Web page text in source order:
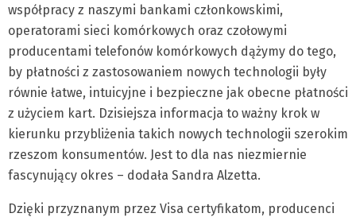
współpracy z naszymi bankami członkowskimi,
operatorami sieci komórkowych oraz czołowymi
producentami telefonów komórkowych dążymy do tego,
by płatności z zastosowaniem nowych technologii były
równie łatwe, intuicyjne i bezpieczne jak obecne płatności
z użyciem kart. Dzisiejsza informacja to ważny krok w
kierunku przybliżenia takich nowych technologii szerokim
rzeszom konsumentów. Jest to dla nas niezmiernie
fascynujący okres – dodała Sandra Alzetta.
Dzięki przyznanym przez Visa certyfikatom, producenci